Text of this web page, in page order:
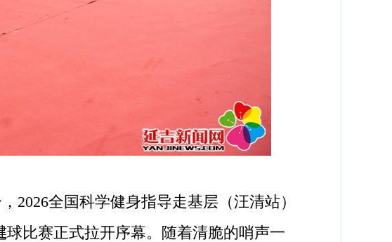
2026全国科学健身指导走基层（汪清站）
比赛正式拉开序幕。随着清脆的哨声一